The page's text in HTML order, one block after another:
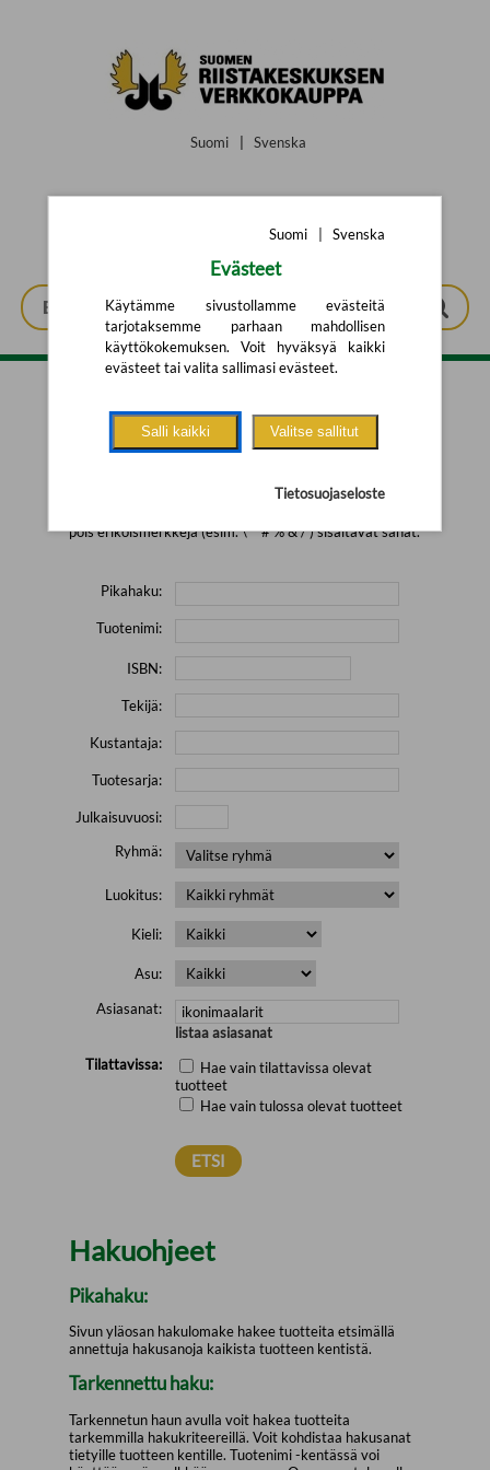
Suomi Svenska
Tarkennettu haku
pois erikoismerkkejä (esim. \' " # % & / ) sisältävät sanat.
Pikahaku:
Tuotenimi:
ISBN:
Tekijä:
Kustantaja:
Tuotesarja:
Julkaisuvuosi:
Ryhmä:
Luokitus:
Kieli:
Asu:
Asiasanat:
listaa asiasanat
Tilattavissa:
Hae vain tilattavissa olevat
tuotteet
Hae vain tulossa olevat tuotteet
Hakuohjeet
Pikahaku:
Sivun yläosan hakulomake hakee tuotteita etsimällä
annettuja hakusanoja kaikista tuotteen kentistä.
Tarkennettu haku:
Tarkennetun haun avulla voit hakea tuotteita
tarkemmilla hakukriteereillä. Voit kohdistaa hakusanat
tietyille tuotteen kentille. Tuotenimi -kentässä voi
Suomi Svenska
Evästeet
Käytämme sivustollamme evästeitä
tarjotaksemme parhaan mahdollisen
käyttökokemuksen. Voit hyväksyä kaikki
evästeet tai valita sallimasi evästeet.
Salli kaikki Valitse sallitut
Tietosuojaseloste